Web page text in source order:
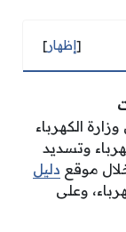
[إظهار]
الكهرباء
وتسديد
موقع دليل
وعلى